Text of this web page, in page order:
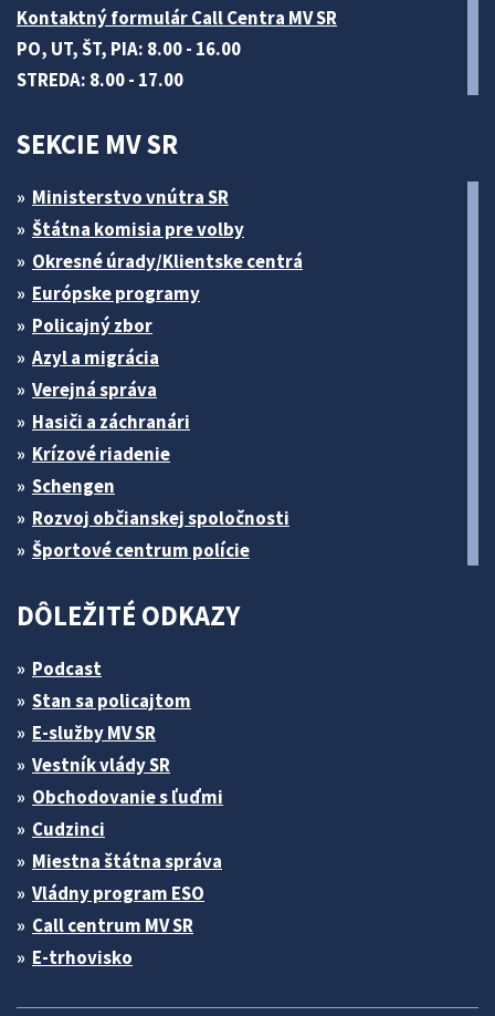
Kontaktný formulár Call Centra MV SR
PO, UT, ŠT, PIA: 8.00 - 16.00
STREDA: 8.00 - 17.00
SEKCIE MV SR
Ministerstvo vnútra SR
Štátna komisia pre volby
Okresné úrady/Klientske centrá
Európske programy
Policajný zbor
Azyl a migrácia
Verejná správa
Hasiči a záchranári
Krízové riadenie
Schengen
Rozvoj občianskej spoločnosti
Športové centrum polície
DÔLEŽITÉ ODKAZY
Podcast
Stan sa policajtom
E-služby MV SR
Vestník vlády SR
Obchodovanie s ľuďmi
Cudzinci
Miestna štátna správa
Vládny program ESO
Call centrum MV SR
E-trhovisko